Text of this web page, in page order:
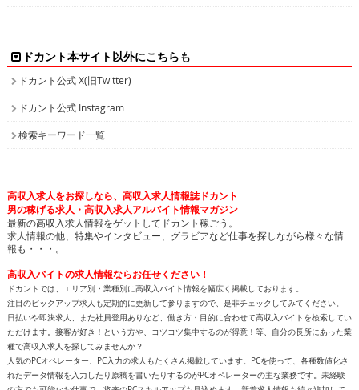
ドカント本サイト以外にこちらも
ドカント公式 X(旧Twitter)
ドカント公式 Instagram
検索キーワード一覧
高収入求人をお探しなら、高収入求人情報誌ドカント
男の稼げる求人・高収入求人アルバイト情報マガジン
最新の高収入求人情報をゲットしてドカント稼ごう。
求人情報の他、特集やインタビュー、グラビアなど仕事を探しながら様々な情
報も・・・。
高収入バイトの求人情報ならお任せください！
ドカントでは、エリア別・業種別に高収入バイト情報を幅広く掲載しております。
注目のピックアップ求人も定期的に更新して参りますので、是非チェックしてみてください。
日払いや即決求人、また社員登用ありなど、働き方・目的に合わせて高収入バイトを検索してい
ただけます。接客が好き！という方や、コツコツ集中するのが得意！等、自分の長所にあった業
種で高収入求人を探してみませんか？
人気のPCオペレーター、PC入力の求人もたくさん掲載しています。PCを使って、各種数値化さ
れたデータ情報を入力したり原稿を書いたりするのがPCオペレーターの主な業務です。未経験